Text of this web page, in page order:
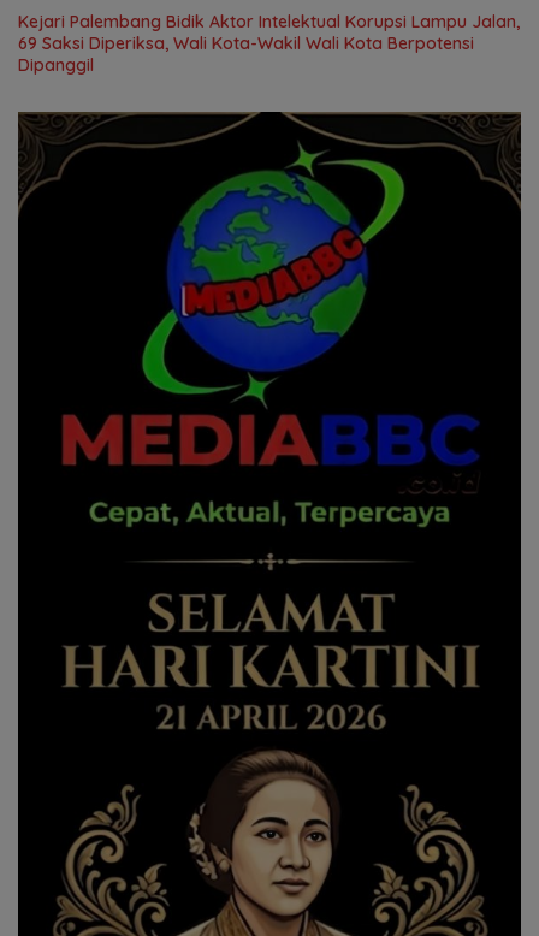
Kejari Palembang Bidik Aktor Intelektual Korupsi Lampu Jalan,
69 Saksi Diperiksa, Wali Kota-Wakil Wali Kota Berpotensi
Dipanggil